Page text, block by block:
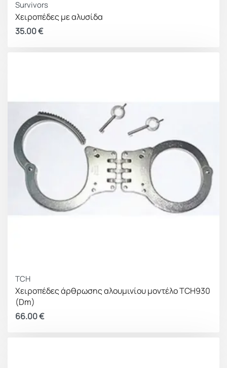
Survivors
Χειροπέδες με αλυσίδα
35.00€
TCH
Χειροπέδες άρθρωσης αλουμινίου μοντέλο TCH930
(Dm)
66.00€